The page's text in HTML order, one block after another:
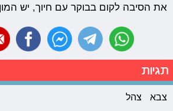
את הסיבה לקום בבוקר עם חיוך, יש
תגיות
צבא צהל